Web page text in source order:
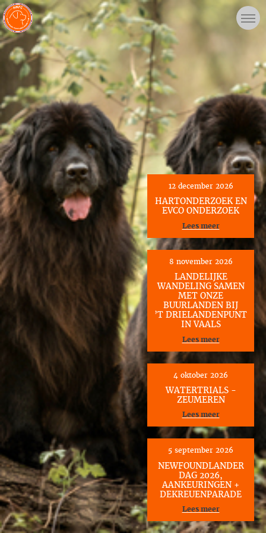
12 december 2026
HARTONDERZOEK EN
EVCO ONDERZOEK
Lees meer
8 november 2026
LANDELIJKE
WANDELING SAMEN
MET ONZE
BUURLANDEN BIJ
’T DRIELANDENPUNT
IN VAALS
Lees meer
4 oktober 2026
WATERTRIALS -
ZEUMEREN
Lees meer
5 september 2026
NEWFOUNDLANDER
DAG 2026,
AANKEURINGEN +
DEKREUENPARADE
Lees meer